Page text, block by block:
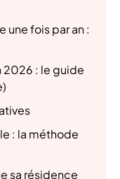
une fois par an :
2026 : le guide
: la méthode
sa résidence